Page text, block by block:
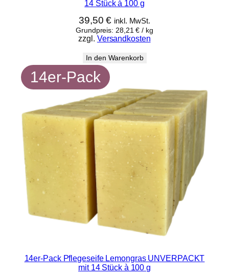
14 Stück à 100 g
39,50€ inkl. MwSt.
Grundpreis: 28,21€ / kg
zzgl. Versandkosten
In den Warenkorb
14er-Pack
14er-Pack Pflegeseife Lemongras UNVERPACKT
mit 14 Stück à 100 g